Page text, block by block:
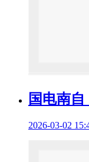
国电南
2026-03-02